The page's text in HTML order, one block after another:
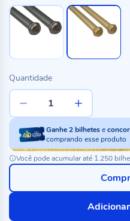
Quantidade
Ganhe2bilhetese
comprando esse produto
Você pode acumular até 1.250